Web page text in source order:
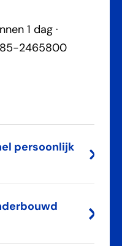
1 dag ·
2465800
persoonlijk